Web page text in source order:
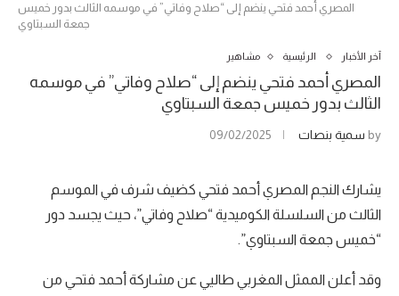
المصري أحمد فتحي ينضم إلى “صلاح وفاتي” في موسمه الثالث بدور خميس
جمعة السبتاوي
آخر الأخبار الرئيسية مشاهير
المصري أحمد فتحي ينضم إلى “صلاح وفاتي” في موسمه
الثالث بدور خميس جمعة السبتاوي
by سمية بنصات 09/02/2025
يشارك النجم المصري أحمد فتحي كضيف شرف في الموسم
الثالث من السلسلة الكوميدية “صلاح وفاتي”، حيث يجسد دور
“خميس جمعة السبتاوي”.
وقد أعلن الممثل المغربي طاليي عن مشاركة أحمد فتحي من